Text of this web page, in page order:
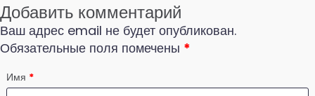
Добавить комментарий
Ваш адрес email не будет опубликован.
Обязательные поля помечены *
Имя *